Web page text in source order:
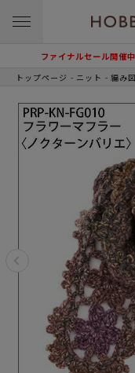
ファイナルセール開催
トップページ ニット 編み図